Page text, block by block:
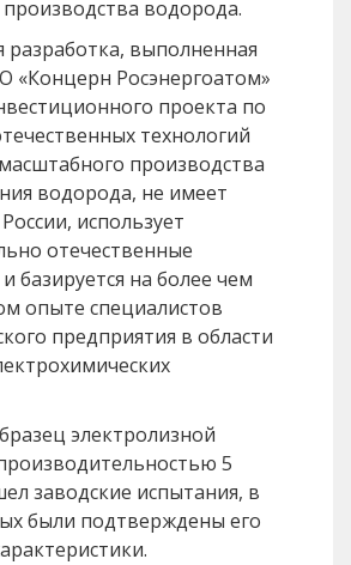
водорода.
разработка, выполненная
«Концерн Росэнергоатом»
проекта по
технологий
производства
водорода, не имеет
использует
отечественные
базируется на более чем
опыте специалистов
предприятия в области
электролизной
5
заводские испытания, в
были подтверждены его